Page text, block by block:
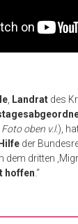
, Landratdes
Foto oben v.l.),
der
dritten
hoffen .“